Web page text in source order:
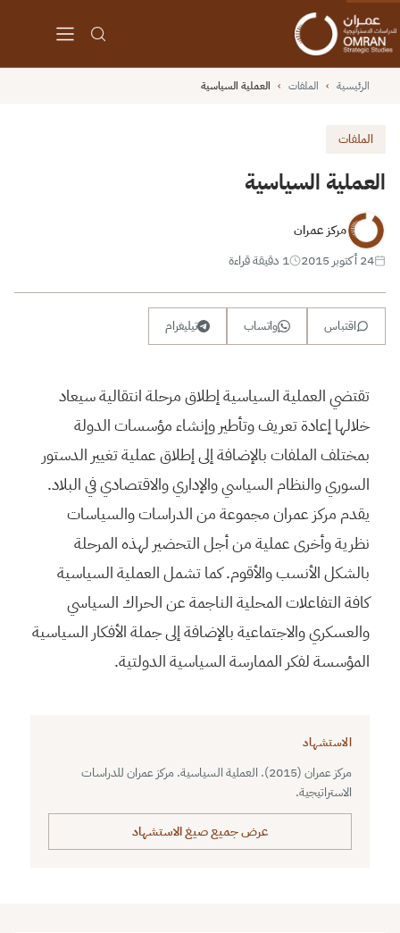
الرئيسية › الملفات › العملية السياسية
الملفات
العملية السياسية
مركز عمران
24 أكتوبر 2015
1 دقيقة قراءة
اقتباس واتساب تيليغرام
تقتضي العملية السياسية إطلاق مرحلة انتقالية سيعاد
خلالها إعادة تعريف وتأطير وإنشاء مؤسسات الدولة
بمختلف الملفات بالإضافة إلى إطلاق عملية تغيير الدستور
السوري والنظام السياسي والإداري والاقتصادي في البلاد.
يقدم مركز عمران مجموعة من الدراسات والسياسات
نظرية وأخرى عملية من أجل التحضير لهذه المرحلة
بالشكل الأنسب والأقوم. كما تشمل العملية السياسية
كافة التفاعلات المحلية الناجمة عن الحراك السياسي
والعسكري والاجتماعية بالإضافة إلى جملة الأفكار السياسية
المؤسسة لفكر الممارسة السياسية الدولتية.
الاستشهاد
مركز عمران (2015). العملية السياسية. مركز عمران للدراسات
الاستراتيجية.
عرض جميع صيغ الاستشهاد